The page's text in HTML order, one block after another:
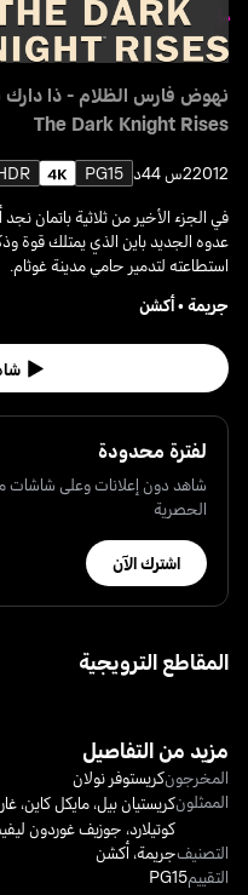
نهوض فارس الظلام - ذا دارك
The Dark Knight Rises
20122س 44د PG15
في الجزء الأخير من ثلاثية باتمان
عدوه الجديد باين الذي يمتلك قوة
استطاعته لتدمير حامي مدينة غوثام.
جريمة•أكشن
لفترة محدودة
شاهد دون إعلانات وعلى شاشات
الحصرية
اشترك الآن
المقاطع الترويجية
مزيد من التفاصيل
المخرجونكريستوفر نولان
الممثلونكريستيان بيل،مايكل كاين،
كوتيلارد، جوزيف غوردون
التصنيفجريمة،أكشن
التقييمPG15